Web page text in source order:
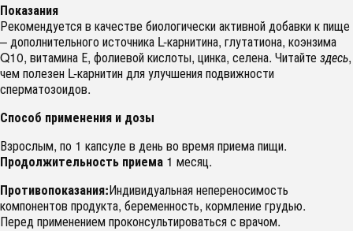
Показания
Рекомендуется в качестве биологически активной добавки к пище
– дополнительного источника L-карнитина, глутатиона, коэнзима
Q10, витамина Е, фолиевой кислоты, цинка, селена. Читайтездесь,
чем полезен L-карнитин для улучшения подвижности
сперматозоидов.
Способ применения и дозы
Взрослым, по 1 капсуле в день во время приема пищи.
Продолжительность приема 1 месяц.
Противопоказания:Индивидуальная непереносимость
компонентов продукта, беременность, кормление грудью.
Перед применением проконсультироваться с врачом.